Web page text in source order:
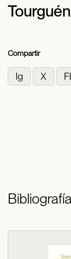
Compartir